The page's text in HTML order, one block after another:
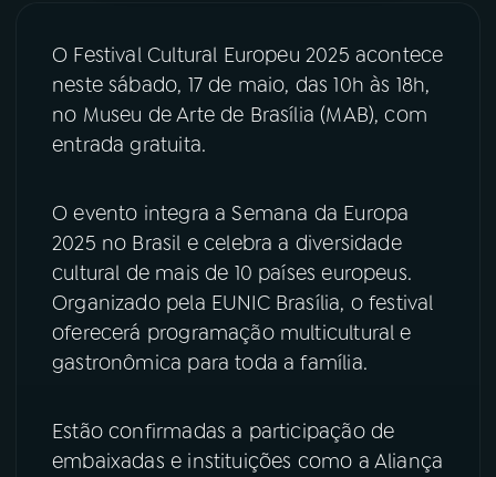
07ÚLTIMAS
ACOMPANHE A RÁDIO MEC
YouTube Facebook
Instagram X
O Festival Cultural Europeu 2025 acontece
neste sábado, 17 de maio, das 10h às 18h,
no Museu de Arte de Brasília (MAB), com
entrada gratuita.
O evento integra a Semana da Europa
2025 no Brasil e celebra a diversidade
cultural de mais de 10 países europeus.
Organizado pela EUNIC Brasília, o festival
oferecerá programação multicultural e
gastronômica para toda a família.
Estão confirmadas a participação de
embaixadas e instituições como a Aliança